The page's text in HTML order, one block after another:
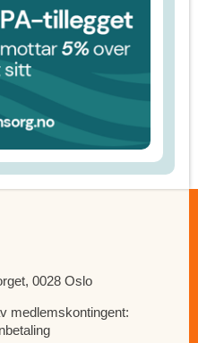
0028 Oslo
medlemskontingent: